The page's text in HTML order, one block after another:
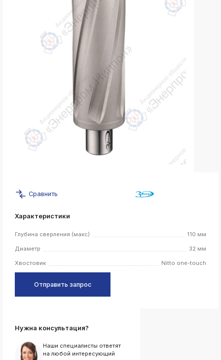
ksldkfjsdlfkjsls;ldfkgjsdl;kfkфыва
ksldkfjsdlfkjsls;ldfkgjsdl;kfkфыва
k
ksldkfjsdlfkjsls;ldfkgjsdl;kfkфыва
ksldkfjsdlfkjsls;ldfkgjsdl;kfkфыва
k
ksldkfjsdlfkjsls;ldfkgjsdl;kfkфыва
k
ksldkfjsdlfkjsls;ldfkgjsdl;kfkфыва
ksldkfjsdlfkjsls;ldfkgjsdl;kfkфыва
ksldkfjsdlfkjsls;ldfkgjsdl;kfkфыва
k
ksldkfjsdlfkjsls;ldfkgjsdl;kfkфыва
ksldkfjsdlfkjsls;ldfkgjsdl;kfkфыва
Сравнить
Характеристики
Глубина сверления (макс) 110 мм
Диаметр 32 мм
Хвостовик Nitto one-touch
Отправить запрос
Нужна консультация?
Наши специалисты ответят
на любой интересующий